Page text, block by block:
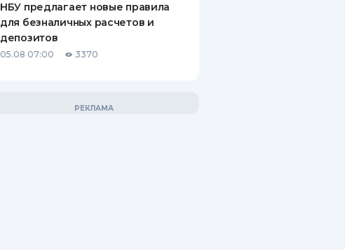
НБУ предлагает новые правила
для безналичных расчетов и
депозитов
05.08 07:00 3370